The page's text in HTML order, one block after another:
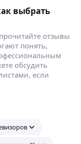
выбрать
отзывы
понять,
обсудить
если